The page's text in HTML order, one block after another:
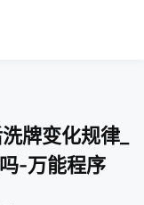
牌变化规律_
-万能程序